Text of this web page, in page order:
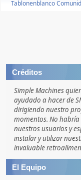
Tablonenblanco
Créditos
Simple Machines
ayudado a hacer de
dirigiendo nuestro
momentos. No habría
nuestros usuarios y
instalar y utilizar
invaluable
El Equipo